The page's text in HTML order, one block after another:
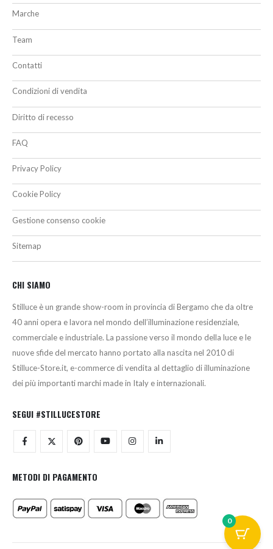
Marche
Team
Contatti
Condizioni di vendita
Diritto di recesso
FAQ
Privacy Policy
Cookie Policy
Gestione consenso cookie
Sitemap
CHI SIAMO
Stilluce è un grande show-room in provincia di Bergamo che da oltre
40 anni opera e lavora nel mondo dell’illuminazione residenziale,
commerciale e industriale. La passione verso il mondo della luce e le
nuove sfide del mercato hanno portato alla nascita nel 2010 di
Stilluce-Store.it, e-commerce di vendita al dettaglio di illuminazione
dei più importanti marchi made in Italy e internazionali.
SEGUI #STILLUCESTORE
METODI DI PAGAMENTO
0